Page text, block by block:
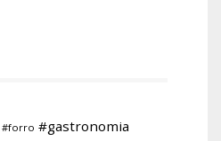
#forro #gastronomia